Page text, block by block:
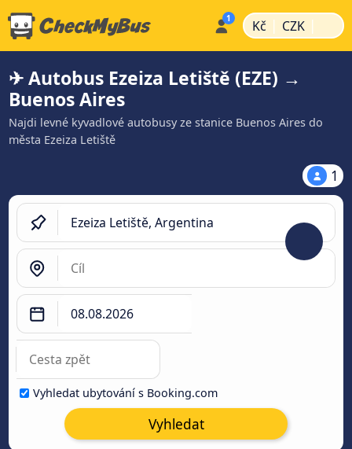
Kč | CZK |
✈ Autobus Ezeiza Letiště (EZE) →
Buenos Aires
Najdi levné kyvadlové autobusy ze stanice Buenos Aires do
města Ezeiza Letiště
1
Vyhledat ubytování s Booking.com
Vyhledat